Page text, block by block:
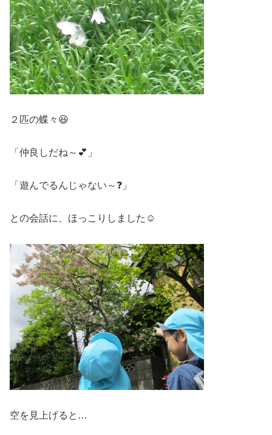
２匹の蝶々😆
「仲良しだね～💕」
「遊んでるんじゃない～❓」
との会話に、ほっこりしました☺️
空を見上げると…